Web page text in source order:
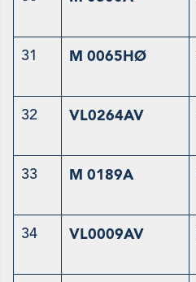
31 M 0065HØ
32 VL0264AV
33 M 0189A
34 VL0009AV